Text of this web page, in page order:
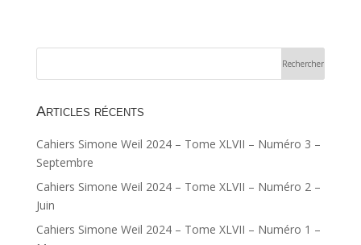
Articles récents
Cahiers Simone Weil 2024 – Tome XLVII – Numéro 3 –
Septembre
Cahiers Simone Weil 2024 – Tome XLVII – Numéro 2 –
Juin
Cahiers Simone Weil 2024 – Tome XLVII – Numéro 1 –